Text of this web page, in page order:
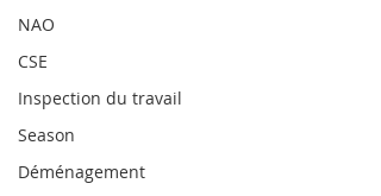
NAO
CSE
Inspection du travail
Season
Déménagement